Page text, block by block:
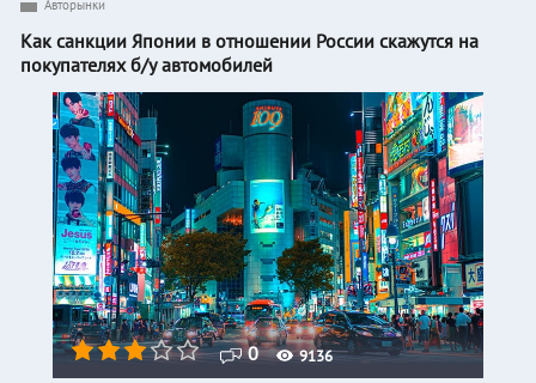
0 9136
Авторынки
Как санкции Японии в отношении России скажутся на
покупателях б/у автомобилей